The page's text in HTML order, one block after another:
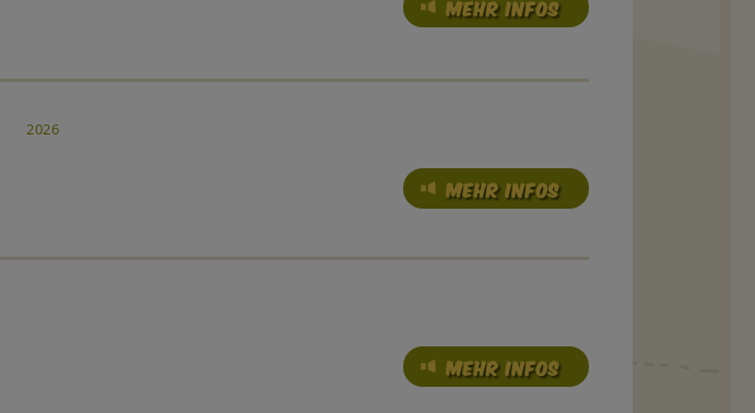
MEHR INFOS
2026
MEHR INFOS
MEHR INFOS